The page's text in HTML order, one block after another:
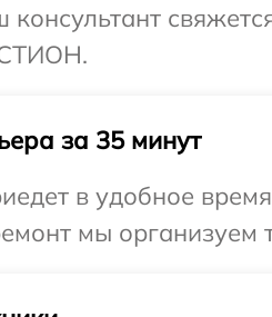
за 35 минут
в удобное
мы